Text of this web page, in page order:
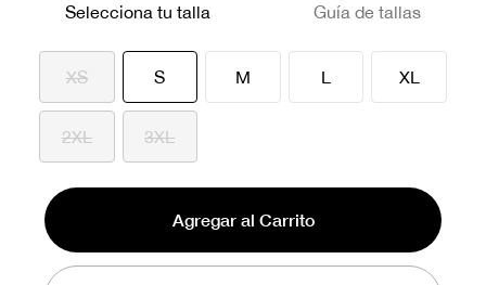
Selecciona tu talla Guía de tallas
XS Sseleccionado
M L XL
2XL 3XL
Agregar al Carrito